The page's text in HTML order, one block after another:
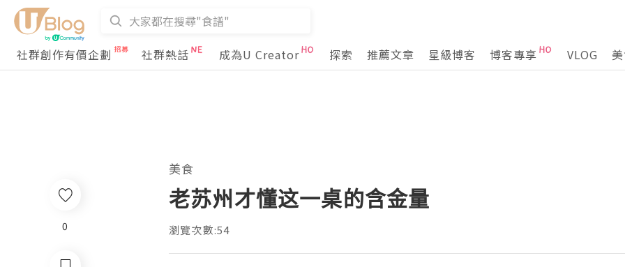
社群創作有價企劃
社群熱話 成為U Creator 探索 推薦文章 星級博客 博客專享 VLOG
美食
老苏州才懂这一桌的含金量
瀏覽次數:54
0